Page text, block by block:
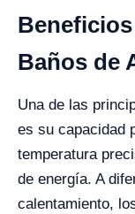
Baños de
Una de las
es su capacidad
temperatura
de energía. A
calentamiento,